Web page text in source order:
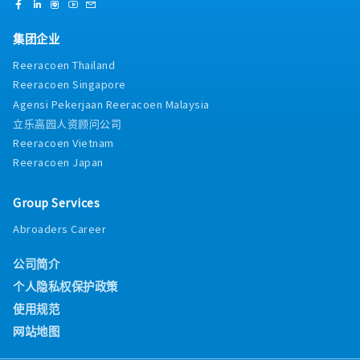
集团企业
Reeracoen Thailand
Reeracoen Singapore
Agensi Pekerjaan Reeracoen Malaysia
立乐高园人资顾问公司
Reeracoen Vietnam
Reeracoen Japan
Group Services
Abroaders Career
公司简介
个人隐私权保护政策
使用规范
网站地图